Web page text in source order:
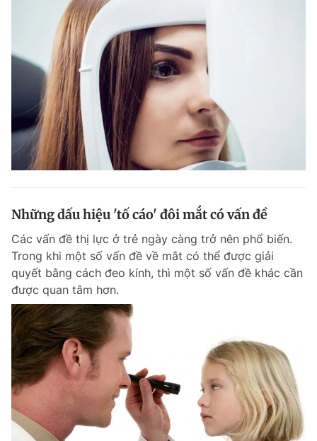
Những dấu hiệu 'tố cáo' đôi mắt có vấn đề
Các vấn đề thị lực ở trẻ ngày càng trở nên phổ biến.
Trong khi một số vấn đề về mắt có thể được giải
quyết bằng cách đeo kính, thì một số vấn đề khác cần
được quan tâm hơn.